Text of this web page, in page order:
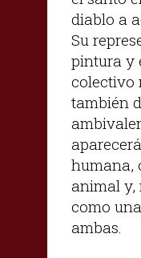
diablo a
Su
pintura y
colectivo
también
humana,
animal y,
como
ambas.